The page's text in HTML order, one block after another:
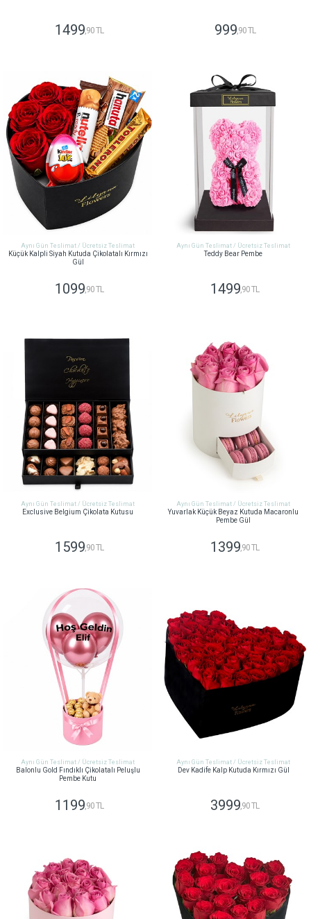
1499,90 TL 999,90 TL
Aynı Gün Teslimat / Ücretsiz Teslimat
Küçük Kalpli Siyah Kutuda Çikolatalı Kırmızı
Gül
1099 ,90 TL
Aynı Gün Teslimat / Ücretsiz Teslimat
Teddy Bear Pembe
1499 ,90 TL
Aynı Gün Teslimat / Ücretsiz Teslimat
Exclusive Belgium Çikolata Kutusu
1599,90 TL
Aynı Gün Teslimat / Ücretsiz Teslimat
Yuvarlak Küçük Beyaz Kutuda Macaronlu
Pembe Gül
1399,90 TL
Aynı Gün Teslimat / Ücretsiz Teslimat
Balonlu Gold Fındıklı Çikolatalı Peluşlu
Pembe Kutu
1199,90 TL
Aynı Gün Teslimat / Ücretsiz Teslimat
Dev Kadife Kalp Kutuda Kırmızı Gül
3999,90 TL